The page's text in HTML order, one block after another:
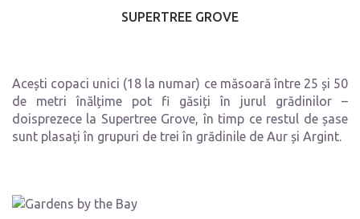
SUPERTREE GROVE
Acești copaci unici (18 la numar) ce măsoară între 25 și 50
de metri înălțime pot fi găsiți în jurul grădinilor –
doisprezece la Supertree Grove, în timp ce restul de șase
sunt plasați în grupuri de trei în grădinile de Aur și Argint.